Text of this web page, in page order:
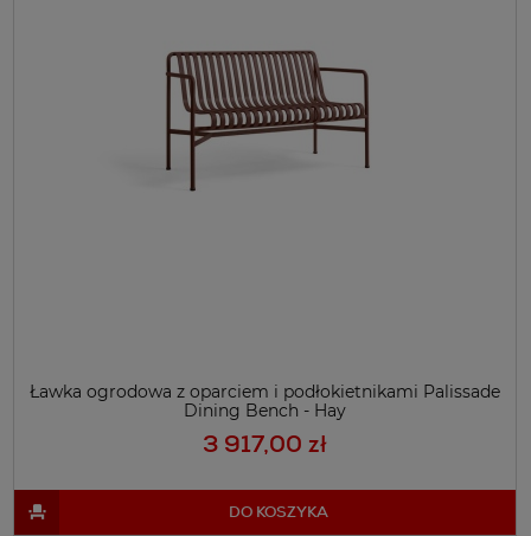
Ławka ogrodowa z oparciem i podłokietnikami Palissade
Dining Bench - Hay
3 917,00 zł
DO KOSZYKA